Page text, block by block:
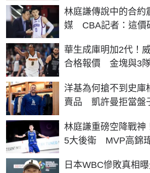
林庭謙傳說中的合約
媒 CBA記者：這價
華生成庫明加2代！
合格報價 金塊與3
洋基為何搶不到史庫
賣品 凱許曼拒當盤
林庭謙重磅空降戰神
5大後衛 MVP高錦
日本WBC慘敗真相